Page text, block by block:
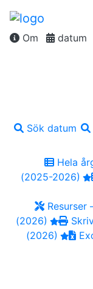
Om datum
Sök datum
Hela
(2025-2026)
Resurser
(2026)
(2026)